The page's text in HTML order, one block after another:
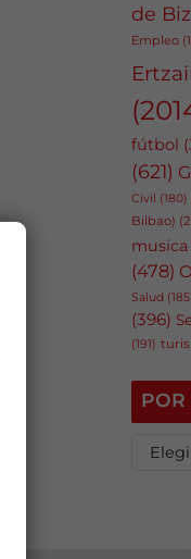
de
Empleo
fútbol
(621)
Civil (180)
Bilbao)
musica
(478)
Salud
(396)
(191)
POR